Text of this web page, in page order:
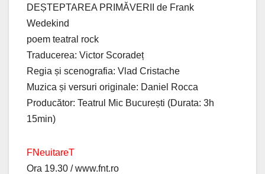
DEȘTEPTAREA PRIMĂVERII de Frank
Wedekind
poem teatral rock
Traducerea: Victor Scoradeț
Regia și scenografia: Vlad Cristache
Muzica și versuri originale: Daniel Rocca
Producător: Teatrul Mic București (Durata: 3h
15min)
FNeuitareT
Ora 19.30 / www.fnt.ro